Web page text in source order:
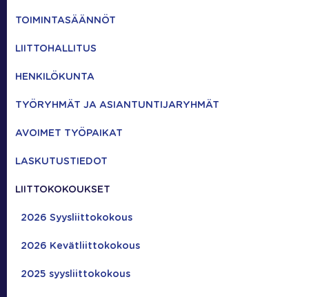
TOIMINTASÄÄNNÖT
LIITTOHALLITUS
HENKILÖKUNTA
TYÖRYHMÄT JA ASIANTUNTIJARYHMÄT
AVOIMET TYÖPAIKAT
LASKUTUSTIEDOT
LIITTOKOKOUKSET
2026 Syysliittokokous
2026 Kevätliittokokous
2025 syysliittokokous